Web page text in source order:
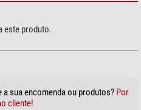
está normalizada para as
uma nova lâmina preparada,
fácil. Graças a estas dimensões
cabe em caixas de outros
este produto.
sua encomenda ou produtos? Por
cliente!